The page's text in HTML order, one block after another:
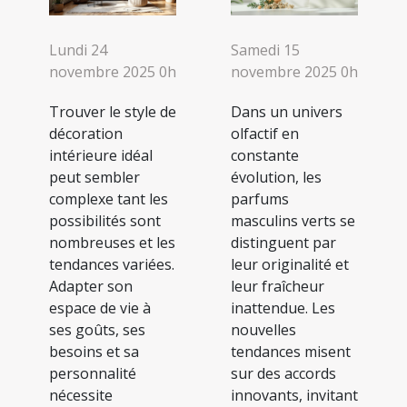
Lundi 24
novembre 2025 0h
Trouver le style de
décoration
intérieure idéal
peut sembler
complexe tant les
possibilités sont
nombreuses et les
tendances variées.
Adapter son
espace de vie à
ses goûts, ses
besoins et sa
personnalité
nécessite
Samedi 15
novembre 2025 0h
Dans un univers
olfactif en
constante
évolution, les
parfums
masculins verts se
distinguent par
leur originalité et
leur fraîcheur
inattendue. Les
nouvelles
tendances misent
sur des accords
innovants, invitant